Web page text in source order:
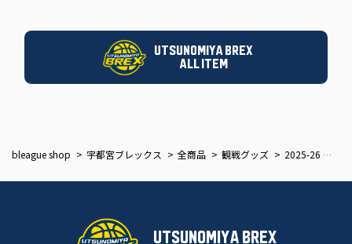
UTSUNOMIYA BREX
ALL ITEM
bleague shop 宇都宮ブレックス 全商品 観戦グッズ 2025-26 選手アクリルキーホルダー(HOME)
UTSUNOMIYA BREX